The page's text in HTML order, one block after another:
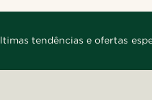
tendências e ofertas